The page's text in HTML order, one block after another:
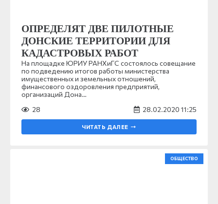
ОПРЕДЕЛЯТ ДВЕ ПИЛОТНЫЕ
ДОНСКИЕ ТЕРРИТОРИИ ДЛЯ
КАДАСТРОВЫХ РАБОТ
На площадке ЮРИУ РАНХиГС состоялось совещание
по подведению итогов работы министерства
имущественных и земельных отношений,
финансового оздоровления предприятий,
организаций Дона…
28
28.02.2020 11:25
ЧИТАТЬ ДАЛЕЕ
ОБЩЕСТВО